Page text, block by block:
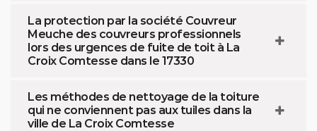
La protection par la société Couvreur
Meuche des couvreurs professionnels
lors des urgences de fuite de toit à La
Croix Comtesse dans le 17330
Les méthodes de nettoyage de la toiture
qui ne conviennent pas aux tuiles dans la
ville de La Croix Comtesse